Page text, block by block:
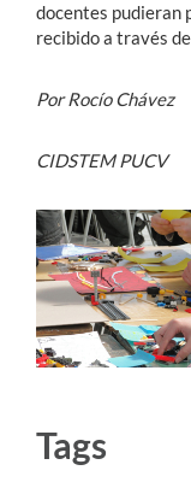
docentes pudieran
recibido a través
Por Rocío Chávez
CIDSTEM PUCV
Tags